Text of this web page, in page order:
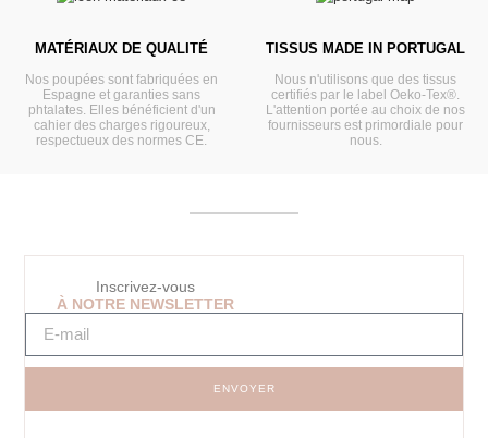
MATÉRIAUX DE QUALITÉ
Nos poupées sont fabriquées en
Espagne et garanties sans
phtalates. Elles bénéficient d'un
cahier des charges rigoureux,
respectueux des normes CE.
TISSUS MADE IN PORTUGAL
Nous n'utilisons que des tissus
certifiés par le label Oeko-Tex®.
L'attention portée au choix de nos
fournisseurs est primordiale pour
nous.
Inscrivez-vous
À NOTRE NEWSLETTER
ENVOYER